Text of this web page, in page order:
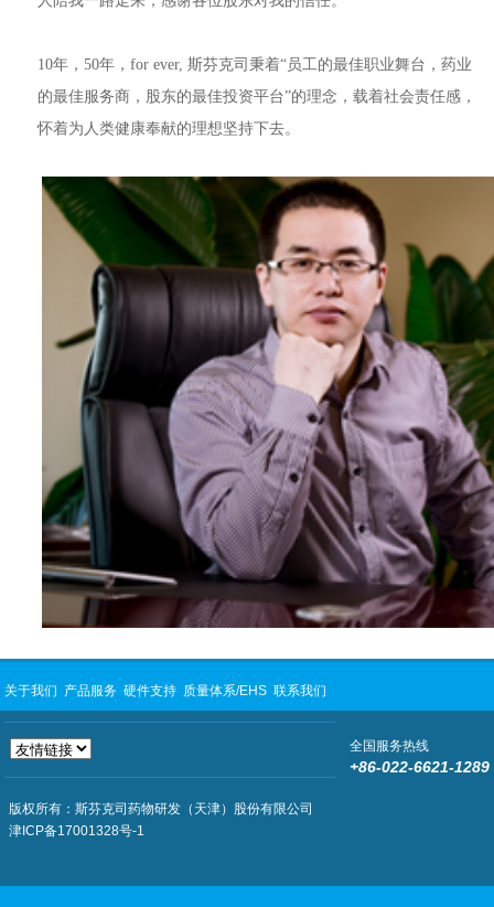
10年，50年，for ever, 斯芬克司秉着“员工的最佳职业舞台，药业
的最佳服务商，股东的最佳投资平台”的理念，载着社会责任感，
怀着为人类健康奉献的理想坚持下去。
关于我们 产品服务 硬件支持 质量体系/EHS 联系我们
全国服务热线
+86-022-6621-1289
版权所有：斯芬克司药物研发（天津）股份有限公司
津ICP备17001328号-1